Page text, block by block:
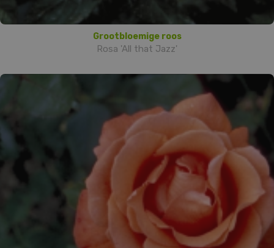
Grootbloemige roos
Rosa 'All that Jazz'